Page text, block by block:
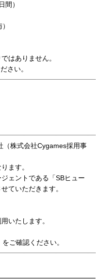
間）
はありません。
さい。
（株式会社Cygames採用事
ます。
ェントである「SBヒュー
ていただきます。
いたします。
ご確認ください。